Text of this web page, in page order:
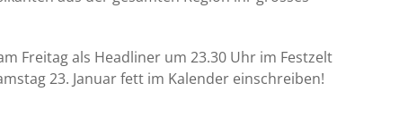
Freitag als Headliner um 23.30 Uhr im Festzelt
23. Januar fett im Kalender einschreiben!